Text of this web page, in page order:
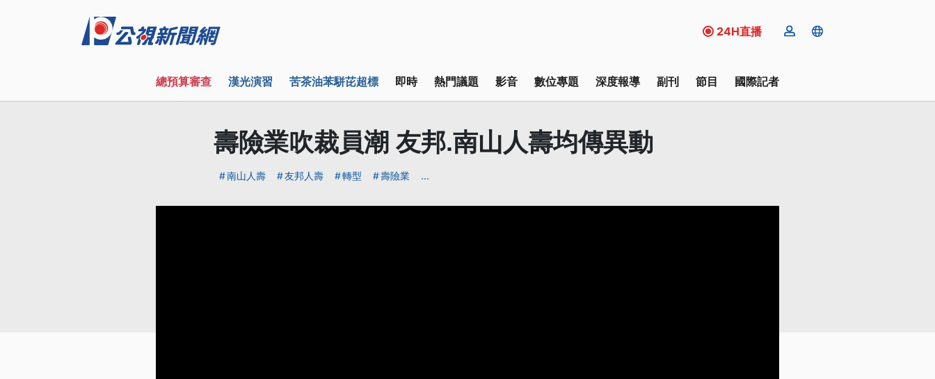
24H直播
總預算審查 漢光演習 苦茶油苯駢芘超標 即時 熱門議題 影音 數位專題 深度報導 副刊 節目 國際記者
壽險業吹裁員潮 友邦.南山人壽均傳異動
南山人壽 友邦人壽 轉型 壽險業 ...